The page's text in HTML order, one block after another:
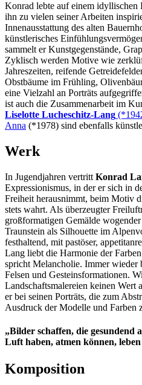
Konrad lebte auf einem idyllischen
ihn zu vielen seiner Arbeiten
Innenausstattung des alten
künstlerisches
sammelt er Kunstgegenstände,
Zyklisch werden Motive wie
Jahreszeiten, reifende
Obstbäume im Frühling,
eine Vielzahl an Porträts
ist auch die Zusammenarbeit im
Liselotte Lucheschitz-Lang
Anna (*1978) sind ebenfalls
Werk
In Jugendjahren vertritt Konrad
Expressionismus, in der er sich in
Freiheit herausnimmt, beim Motiv
stets wahrt. Als überzeugter
großformatigen Gemälde
Traunstein als Silhouette im
festhaltend, mit pastöser,
Lang liebt die Harmonie der
spricht Melancholie. Immer wieder
Felsen und Gesteinsformationen.
Landschaftsmalereien keinen Wert
er bei seinen Porträts, die zum
Ausdruck der Modelle und Farben
„Bilder schaffen, die gesundend
Luft haben, atmen können,
Komposition